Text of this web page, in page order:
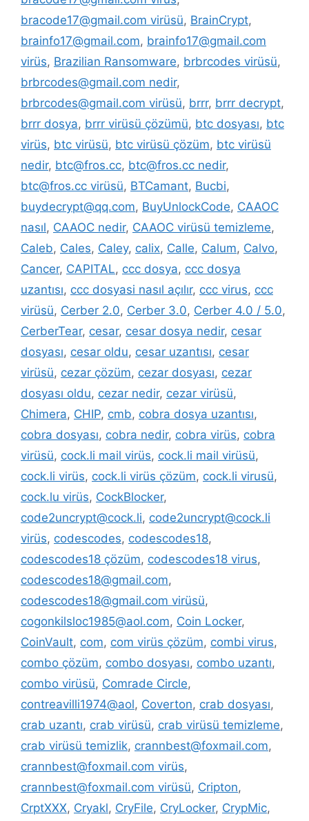
bracode17@gmail.com virüsü, BrainCrypt,
brainfo17@gmail.com, brainfo17@gmail.com
virüs, Brazilian Ransomware, brbrcodes virüsü,
brbrcodes@gmail.com nedir,
brbrcodes@gmail.com virüsü, brrr, brrr decrypt,
brrr dosya, brrr virüsü çözümü, btc dosyası, btc
virüs, btc virüsü, btc virüsü çözüm, btc virüsü
nedir, btc@fros.cc, btc@fros.cc nedir,
btc@fros.cc virüsü, BTCamant, Bucbi,
buydecrypt@qq.com, BuyUnlockCode, CAAOC
nasıl, CAAOC nedir, CAAOC virüsü temizleme,
Caleb, Cales, Caley, calix, Calle, Calum, Calvo,
Cancer, CAPITAL, ccc dosya, ccc dosya
uzantısı, ccc dosyasi nasıl açılır, ccc virus, ccc
virüsü, Cerber 2.0, Cerber 3.0, Cerber 4.0 / 5.0,
CerberTear, cesar, cesar dosya nedir, cesar
dosyası, cesar oldu, cesar uzantısı, cesar
virüsü, cezar çözüm, cezar dosyası, cezar
dosyası oldu, cezar nedir, cezar virüsü,
Chimera, CHIP, cmb, cobra dosya uzantısı,
cobra dosyası, cobra nedir, cobra virüs, cobra
virüsü, cock.li mail virüs, cock.li mail virüsü,
cock.li virüs, cock.li virüs çözüm, cock.li virusü,
cock.lu virüs, CockBlocker,
code2uncrypt@cock.li, code2uncrypt@cock.li
virüs, codescodes, codescodes18,
codescodes18 çözüm, codescodes18 virus,
codescodes18@gmail.com,
codescodes18@gmail.com virüsü,
cogonkilsloc1985@aol.com, Coin Locker,
CoinVault, com, com virüs çözüm, combi virus,
combo çözüm, combo dosyası, combo uzantı,
combo virüsü, Comrade Circle,
contreavilli1974@aol, Coverton, crab dosyası,
crab uzantı, crab virüsü, crab virüsü temizleme,
crab virüsü temizlik, crannbest@foxmail.com,
crannbest@foxmail.com virüs,
crannbest@foxmail.com virüsü, Cripton,
CrptXXX, Cryakl, CryFile, CryLocker, CrypMic,